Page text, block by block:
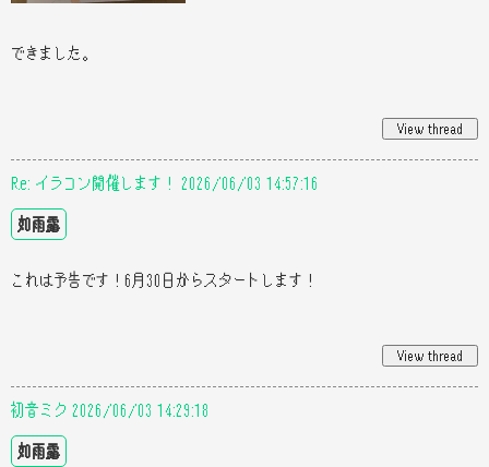
できました。
Re: イラコン開催します！ 2026/06/03 14:57:16
如雨露
これは予告です！6月30日からスタートします！
初音ミク 2026/06/03 14:29:18
如雨露